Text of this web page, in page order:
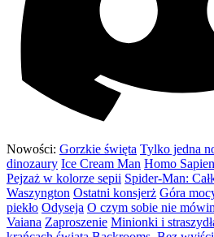
Nowości: Gorzkie święta Tylko jedna
dinozaury Ice Cream Man Homo
Pejzaż w kolorze sepii Spider-Man:
Waszyngton Ostatni konsjerż Góra
piekło Odyseja O czym sobie nie
Vaiana Zaproszenie Minionki i